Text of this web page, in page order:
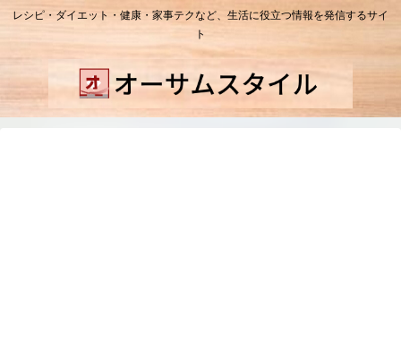
レシピ・ダイエット・健康・家事テクなど、生活に役立つ情報を発信するサイ
ト